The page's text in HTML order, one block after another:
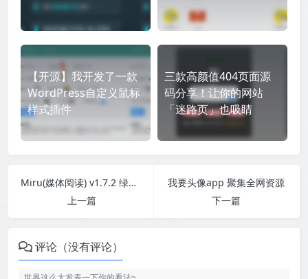
【开源】我开发了一款
WordPress自定义鼠标
样式插件
三款高颜值404页面源
码分享！让你的网站
「迷路页」也吸睛
Miru(媒体阅读) v1.7.2 绿色版
上一篇
我要头像app 聚集全网资源
下一篇
评论（没有评论）